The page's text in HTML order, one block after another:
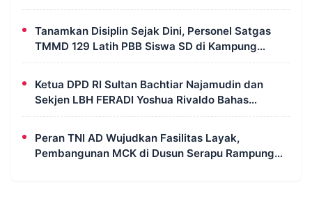
Merauke
Tanamkan Disiplin Sejak Dini, Personel Satgas
TMMD 129 Latih PBB Siswa SD di Kampung
Wanam
Ketua DPD RI Sultan Bachtiar Najamudin dan
Sekjen LBH FERADI Yoshua Rivaldo Bahas
Geopolitik dan Supremasi Hukum
Peran TNI AD Wujudkan Fasilitas Layak,
Pembangunan MCK di Dusun Serapu Rampung